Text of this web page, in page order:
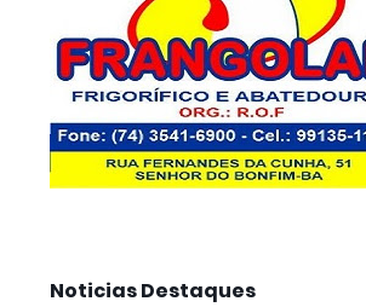
Noticias Destaques